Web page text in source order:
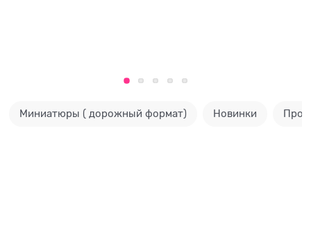
Миниатюры ( дорожный формат) Новинки